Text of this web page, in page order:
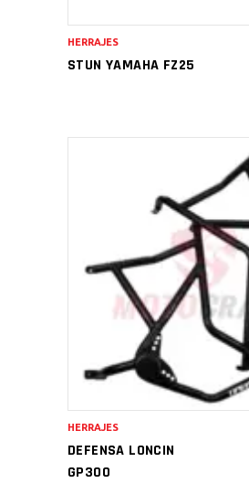
STUN YAMAHA FZ25
HERRAJES
AÑADIR AL CARRITO
DEFENSA LONCIN
GP300
HERRAJES